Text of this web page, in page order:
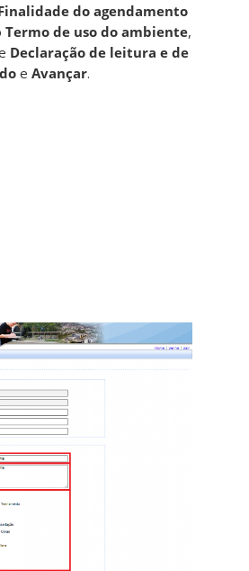
do agendamento
Termo de uso do ambiente,
Declaração de leitura e de
e Avançar.